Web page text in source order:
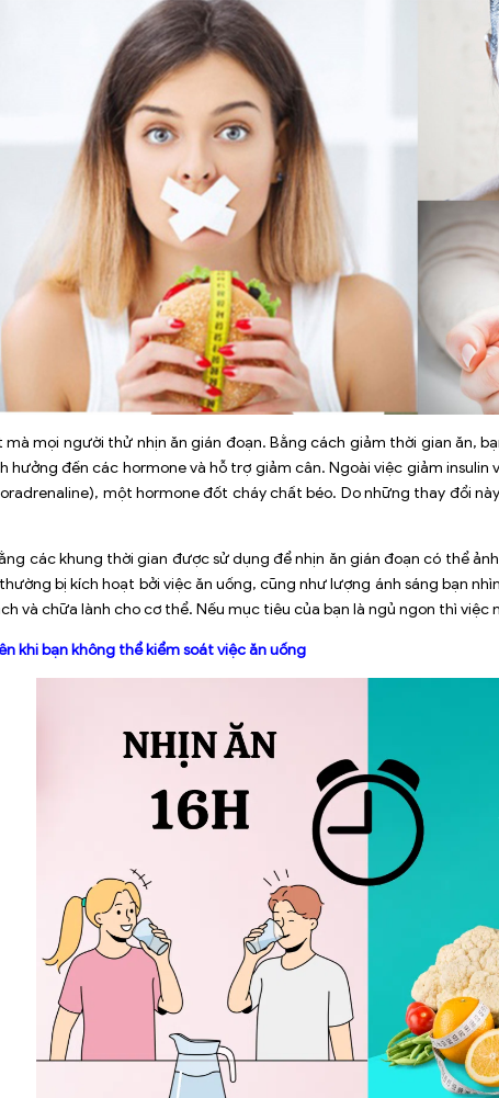
mà mọi người thử nhịn ăn gián đoạn. Bằng cách giảm thời gian ăn,
hưởng đến các hormone và hỗ trợ giảm cân. Ngoài việc giảm
một hormone đốt cháy chất béo. Do những thay đổi
các khung thời gian được sử dụng để nhịn ăn gián đoạn có thể
bị kích hoạt bởi việc ăn uống, cũng như lượng ánh sáng bạn
và chữa lành cho cơ thể. Nếu mục tiêu của bạn là ngủ ngon thì việc
khi bạn không thể kiểm soát việc ăn uống